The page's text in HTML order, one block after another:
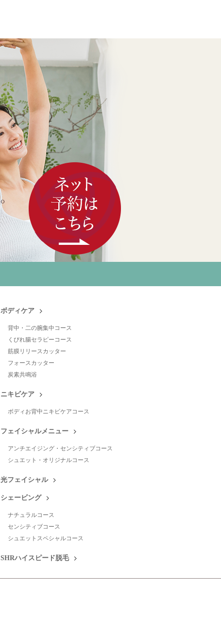
ボディケア
背中・二の腕集中コース
くびれ腸セラピーコース
筋膜リリースカッター
フォースカッター
炭素共鳴浴
ニキビケア
ボディお背中ニキビケアコース
フェイシャルメニュー
アンチエイジング・センシティブコース
シュエット・オリジナルコース
光フェイシャル
シェービング
ナチュラルコース
センシティブコース
シュエットスペシャルコース
SHRハイスピード脱毛